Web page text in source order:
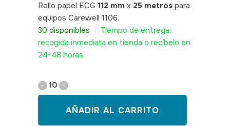
Rollo papel ECG 112 mm x 25 metros para
equipos Carewell 1106.
30 disponibles
Tiempo de entrega:
recogida inmediata en tienda o recíbelo en
24-48 horas
Papel
ECG
AÑADIR AL CARRITO